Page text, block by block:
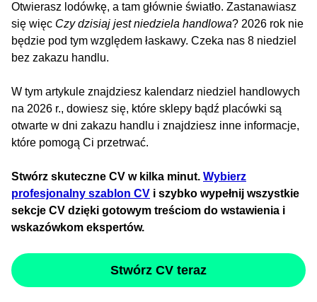
Otwierasz lodówkę, a tam głównie światło. Zastanawiasz
się więc Czy dzisiaj jest niedziela handlowa? 2026 rok nie
będzie pod tym względem łaskawy. Czeka nas 8 niedziel
bez zakazu handlu.
W tym artykule znajdziesz kalendarz niedziel handlowych
na 2026 r., dowiesz się, które sklepy bądź placówki są
otwarte w dni zakazu handlu i znajdziesz inne informacje,
które pomogą Ci przetrwać.
Stwórz skuteczne CV w kilka minut. Wybierz
profesjonalny szablon CV i szybko wypełnij wszystkie
sekcje CV dzięki gotowym treściom do wstawienia i
wskazówkom ekspertów.
Stwórz CV teraz